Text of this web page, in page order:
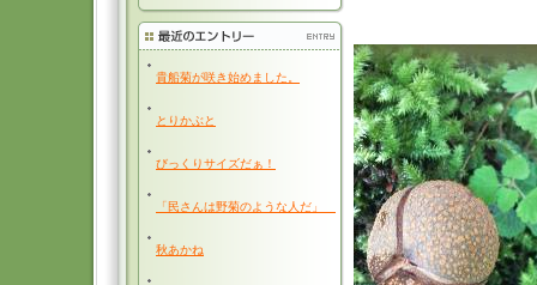
貴船菊が咲き始めました。
とりかぶと
びっくりサイズだぁ！
「民さんは野菊のような人だ」
秋あかね